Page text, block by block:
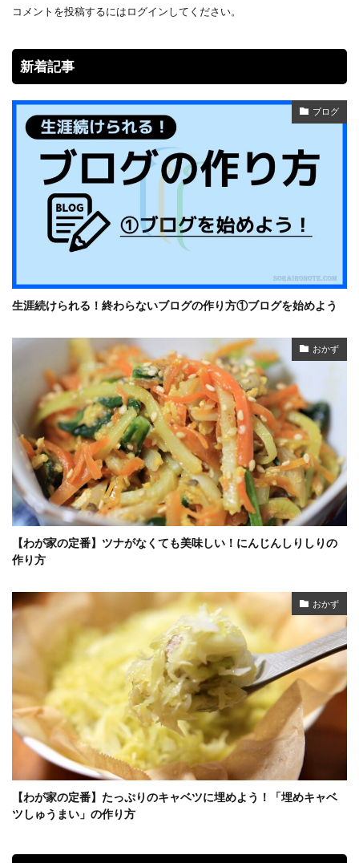
コメントを投稿するにはログインしてください。
新着記事
ブログ
生涯続けられる！終わらないブログの作り方①ブログを始めよう
おかず
【わが家の定番】ツナがなくても美味しい！にんじんしりしりの
作り方
おかず
【わが家の定番】たっぷりのキャベツに埋めよう！「埋めキャベ
ツしゅうまい」の作り方